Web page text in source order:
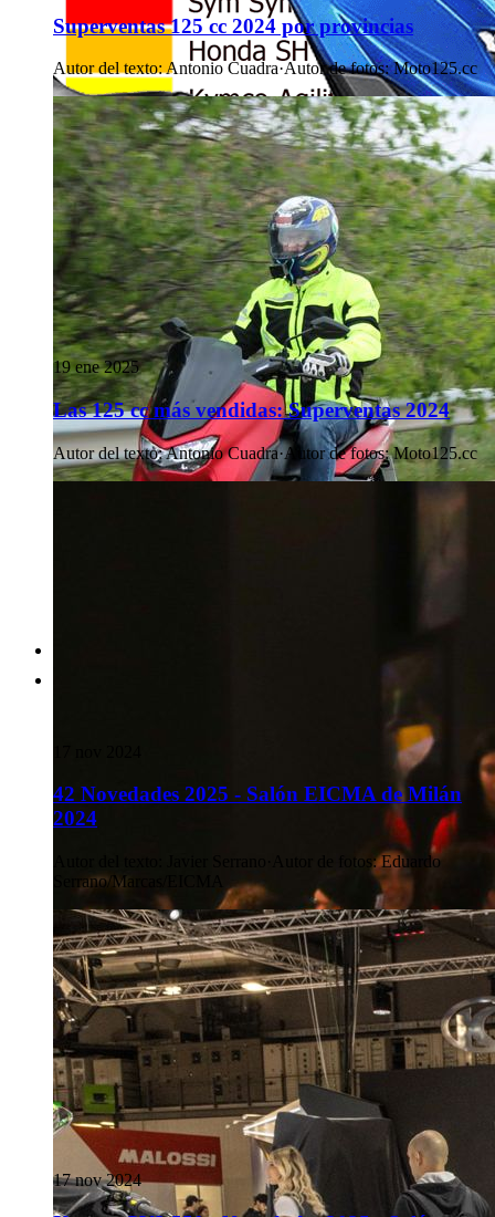
Superventas 125 cc 2024 por provincias
Autor del texto:Antonio Cuadra·Autor de fotos: Moto125.cc
19 ene 2025
Las 125 cc más vendidas: Superventas 2024
Autor del texto:Antonio Cuadra·Autor de fotos: Moto125.cc
42 Novedades 2025 - Salón EICMA de Milán
2024
Autor de fotos: Eduardo
Serrano/Marcas/EICMA
17 nov 2024